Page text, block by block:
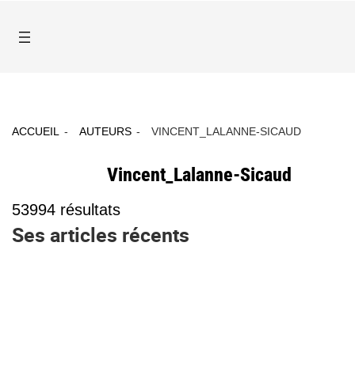
ACCUEIL AUTEURS VINCENT_LALANNE-SICAUD
Vincent_Lalanne-Sicaud
53994 résultats
Ses articles récents